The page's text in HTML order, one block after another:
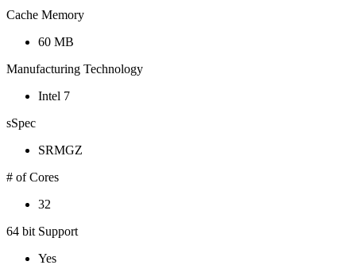
Cache Memory
60 MB
Manufacturing Technology
Intel 7
sSpec
SRMGZ
# of Cores
32
64 bit Support
Yes